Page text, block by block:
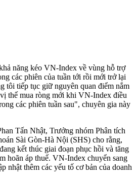
năng kéo VN-Index về vùng hỗ trợ
các phiên của tuần tới rồi mới trở lại
tôi tiếp tục giữ nguyên quan điểm nắm
thế mua ròng mới khi VN-Index điều
các phiên tuần sau", chuyên gia này
Tấn Nhật, Trưởng nhóm Phân tích
Sài Gòn-Hà Nội (SHS) cho rằng,
kết thúc giai đoạn phục hồi và tăng
hoãn áp thuế. VN-Index chuyển sang
nhật thêm các yếu tố cơ bản của doanh